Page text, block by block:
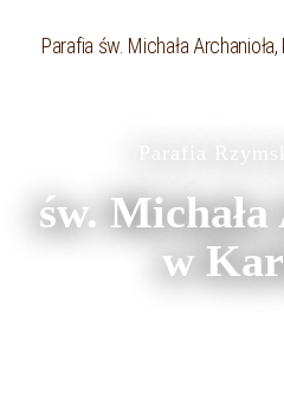
Parafia św. Michała Archanioła,
św. Michała
w